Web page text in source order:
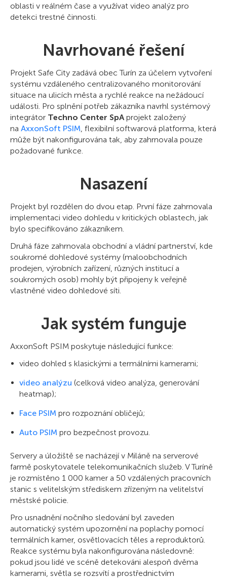
oblasti v reálném čase a využívat video analýz pro
detekci trestné činnosti.
Navrhované řešení
Projekt Safe City zadává obec Turín za účelem vytvoření
systému vzdáleného centralizovaného monitorování
situace na ulicích města a rychlé reakce na nežádoucí
události. Pro splnění potřeb zákazníka navrhl systémový
integrátor Techno Center SpA projekt založený
na AxxonSoft PSIM, flexibilní softwarová platforma, která
může být nakonfigurována tak, aby zahrnovala pouze
požadované funkce.
Nasazení
Projekt byl rozdělen do dvou etap. První fáze zahrnovala
implementaci video dohledu v kritických oblastech, jak
bylo specifikováno zákazníkem.
Druhá fáze zahrnovala obchodní a vládní partnerství, kde
soukromé dohledové systémy (maloobchodních
prodejen, výrobních zařízení, různých institucí a
soukromých osob) mohly být připojeny k veřejně
vlastněné video dohledové síti.
Jak systém funguje
AxxonSoft PSIM poskytuje následující funkce:
video dohled s klasickými a termálními kamerami;
video analýzu (celková video analýza, generování
heatmap);
Face PSIM pro rozpoznání obličejů;
Auto PSIM pro bezpečnost provozu.
Servery a úložiště se nacházejí v Miláně na serverové
farmě poskytovatele telekomunikačních služeb. V Turíně
je rozmístěno 1 000 kamer a 50 vzdálených pracovních
stanic s velitelským střediskem zřízeným na velitelství
městské policie.
Pro usnadnění nočního sledování byl zaveden
automatický systém upozornění na poplachy pomocí
termálních kamer, osvětlovacích těles a reproduktorů.
Reakce systému byla nakonfigurována následovně:
pokud jsou lidé ve scéně detekováni alespoň dvěma
kamerami, světla se rozsvítí a prostřednictvím